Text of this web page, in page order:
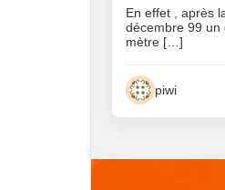
En effet , après
décembre 99 un
mètre […]
piwi